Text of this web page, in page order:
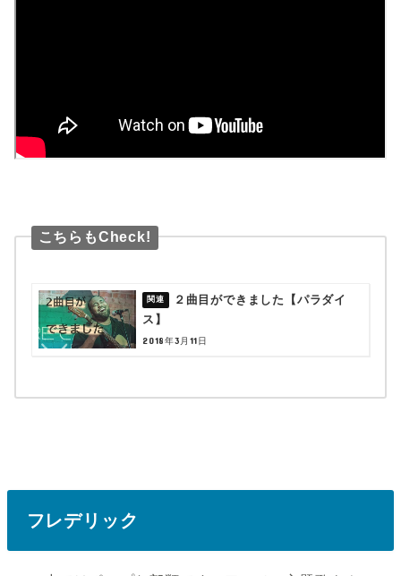
こちらもCheck!
２曲目ができました【パラダイ
ス】
2018年3月11日
フレデリック